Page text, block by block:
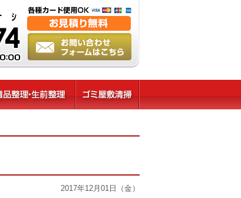
2017年12月01日（金）